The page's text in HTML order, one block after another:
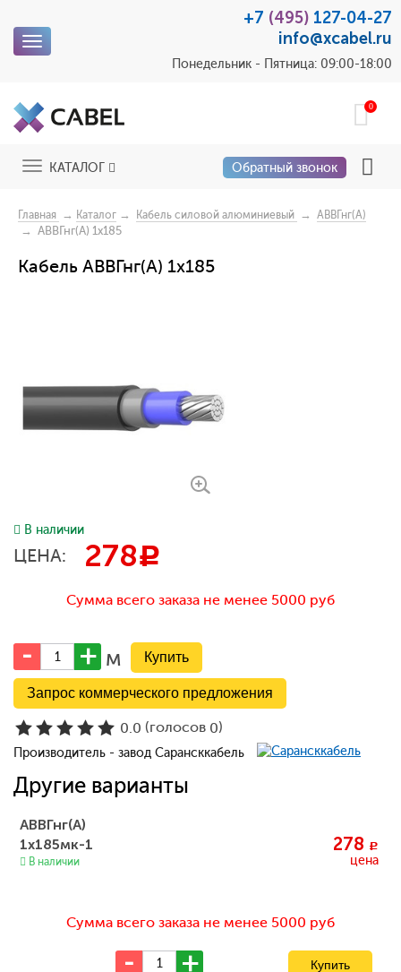
Toggle
+7 (495) 127-04-27
info@xcabel.ru
Понедельник - Пятница: 09:00-18:00
0
ToggleКАТАЛОГ Обратный звонок
Главная → Каталог → Кабель силовой алюминиевый → АВВГнг(А)
→ АВВГнг(А) 1x185
Кабель АВВГнг(А) 1x185
В наличии
ЦЕНА: 278c
Сумма всего заказа не менее 5000 руб
м
Запрос коммерческого предложения
0.0 (голосов 0)
Производитель - завод Сарансккабель
Другие варианты
АВВГнг(А)
1х185мк-1
В наличии
278 c
цена
Сумма всего заказа не менее 5000 руб